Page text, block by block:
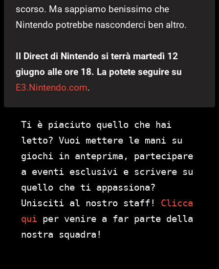
scorso. Ma sappiamo benissimo che
Nintendo potrebbe nasconderci ben altro.
Il Direct di Nintendo si terrà martedì 12
giugno alle ore 18. La potete seguire su
E3.Nintendo.com.
Ti è piaciuto quello che hai
letto? Vuoi mettere le mani su
giochi in anteprima, partecipare
a eventi esclusivi e scrivere su
quello che ti appassiona?
Unisciti al nostro staff! Clicca
qui per venire a far parte della
nostra squadra!